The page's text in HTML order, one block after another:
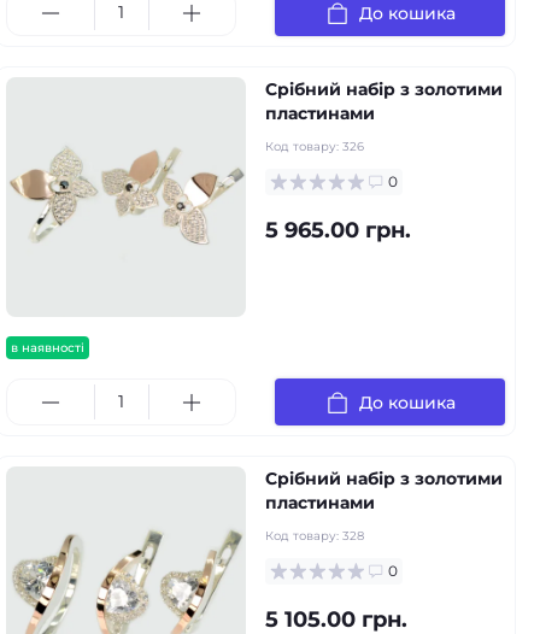
До кошика
в наявності
Срібний набір з золотими
пластинами
Код товару: 326
0
5 965.00 грн.
До кошика
Срібний набір з золотими
пластинами
Код товару: 328
0
5 105.00 грн.